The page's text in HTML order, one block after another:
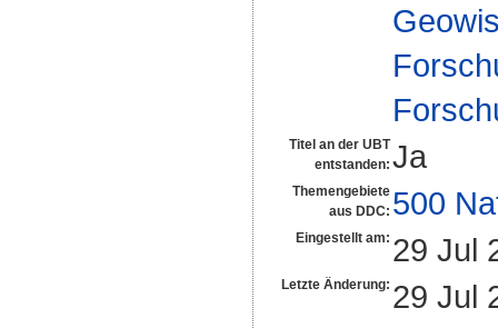
Titel an der UBT
entstanden: Ja
Themengebiete
aus DDC: 500
Eingestellt am: 29 Jul
Letzte Änderung: 29 Jul